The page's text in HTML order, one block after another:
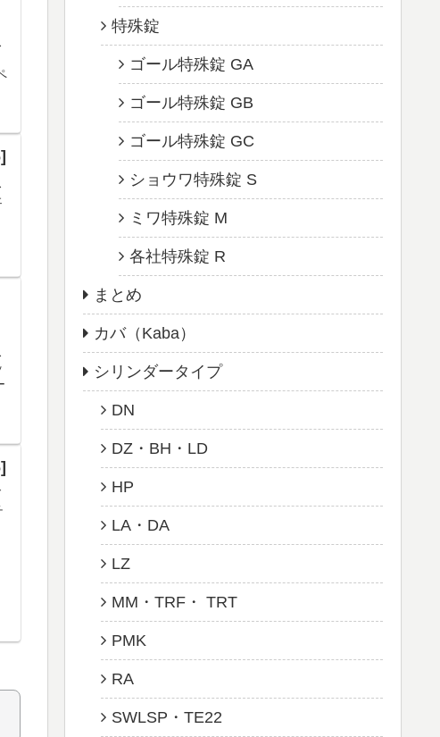
特殊錠
ゴール特殊錠 GA
ゴール特殊錠 GB
ゴール特殊錠 GC
ショウワ特殊錠 S
ミワ特殊錠 M
各社特殊錠 R
まとめ
カバ（Kaba）
シリンダータイプ
DN
DZ・BH・LD
HP
LA・DA
LZ
MM・TRF・ TRT
PMK
RA
SWLSP・TE22